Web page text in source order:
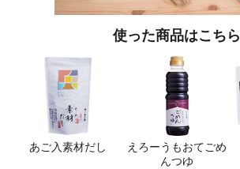
使った商品はこちら
あご入素材だし
えろーうもおてごめ
んつゆ